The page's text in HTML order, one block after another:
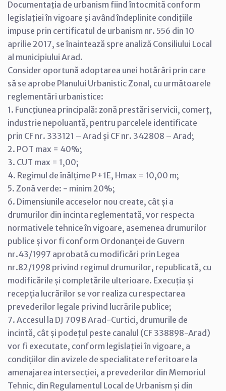
Documentaţia de urbanism fiind întocmită conform
legislaţiei în vigoare şi având îndeplinite condiţiile
impuse prin certificatul de urbanism nr. 556 din 10
aprilie 2017, se înaintează spre analiză Consiliului Local
al municipiului Arad.
Consider oportună adoptarea unei hotărâri prin care
să se aprobe Planului Urbanistic Zonal, cu următoarele
reglementări urbanistice:
1. Funcţiunea principală: zonă prestări servicii, comerț,
industrie nepoluantă, pentru parcelele identificate
prin CF nr. 333121 – Arad și CF nr. 342808 – Arad;
2. POT max = 40%;
3. CUT max = 1,00;
4. Regimul de înălțime P+1E, Hmax = 10,00 m;
5. Zonă verde: - minim 20%;
6. Dimensiunile acceselor nou create, cât și a
drumurilor din incinta reglementată, vor respecta
normativele tehnice în vigoare, asemenea drumurilor
publice și vor fi conform Ordonanței de Guvern
nr.43/1997 aprobată cu modificări prin Legea
nr.82/1998 privind regimul drumurilor, republicată, cu
modificările și completările ulterioare. Execuția și
recepția lucrărilor se vor realiza cu respectarea
prevederilor legale privind lucrările publice;
7. Accesul la DJ 709B Arad-Curtici, drumurile de
incintă, cât și podețul peste canalul (CF 338898-Arad)
vor fi executate, conform legislației în vigoare, a
condițiilor din avizele de specialitate referitoare la
amenajarea intersecției, a prevederilor din Memoriul
Tehnic, din Regulamentul Local de Urbanism și din